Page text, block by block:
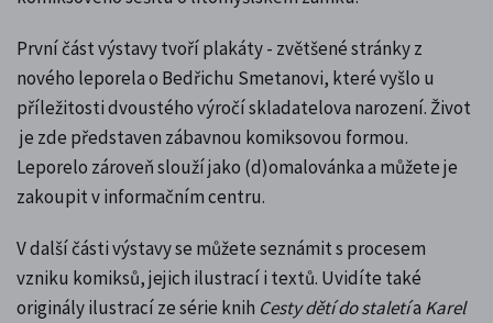
První část výstavy tvoří plakáty - zvětšené stránky z
nového leporela o Bedřichu Smetanovi, které vyšlo u
příležitosti dvoustého výročí skladatelova narození. Život
je zde představen zábavnou komiksovou formou.
Leporelo zároveň slouží jako (d)omalovánka a můžete je
zakoupit v informačním centru.
V další části výstavy se můžete seznámit s procesem
vzniku komiksů, jejich ilustrací i textů. Uvidíte také
originály ilustrací ze série knih Cesty dětí do staletía Karel